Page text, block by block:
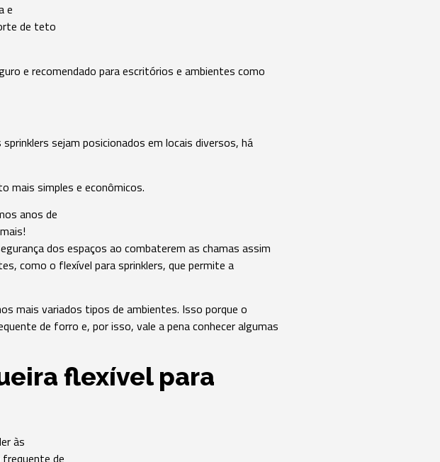
e
de teto
e recomendado para escritórios e ambientes como
sejam posicionados em locais diversos, há
mais simples e econômicos.
anos de
dos espaços ao combaterem as chamas assim
como o flexível para sprinklers, que permite a
mais variados tipos de ambientes. Isso porque o
de forro e, por isso, vale a pena conhecer algumas
flexível para
às
de